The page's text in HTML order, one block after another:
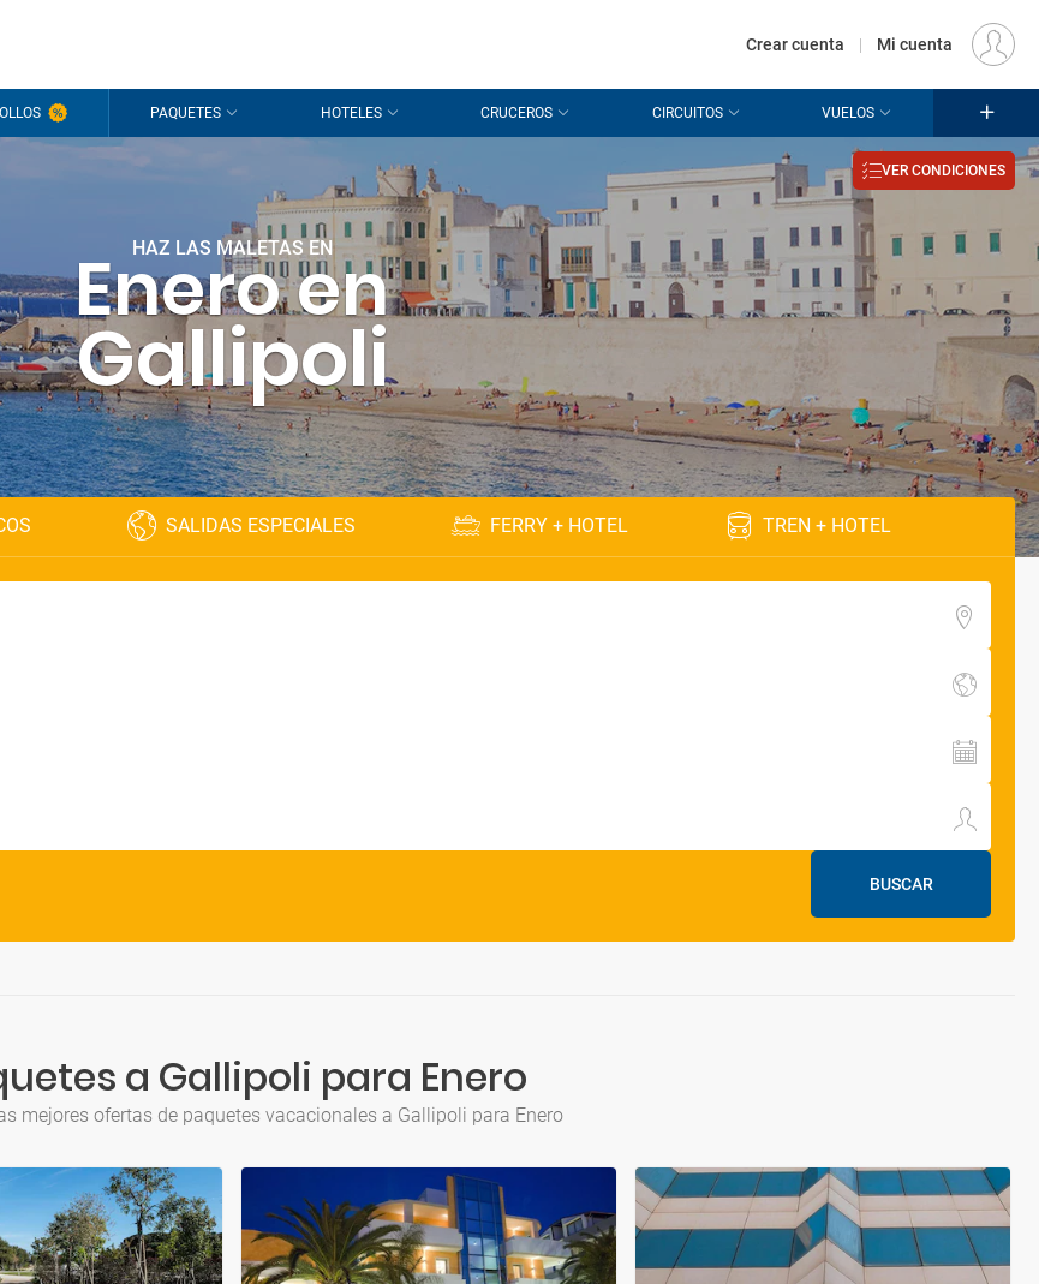
EUR
Crear cuenta | Mi cuenta
PAQUETES HOTELES CRUCEROS CIRCUITOS VUELOS
HAZ LAS MALETAS EN
Enero en
Gallipoli
VER CONDICIONES
SALIDAS ESPECIALES FERRY + HOTEL TREN + HOTEL
BUSCAR
a Gallipoli para Enero
mejores ofertas de paquetes vacacionales a Gallipoli para Enero